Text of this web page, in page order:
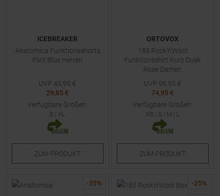
ICEBREAKER
Anatomica Funktionsshorts
Flint Blue Herren
UVP 45,95 €
29,85 €
Verfügbare Größen:
S | XL
ZUM PRODUKT
ORTOVOX
185 Rock'n'Wool
Funktionsshirt Kurz Dusk
Rose Damen
UVP 99,95 €
74,95 €
Verfügbare Größen:
XS | S | M | L
ZUM PRODUKT
-35% -25%